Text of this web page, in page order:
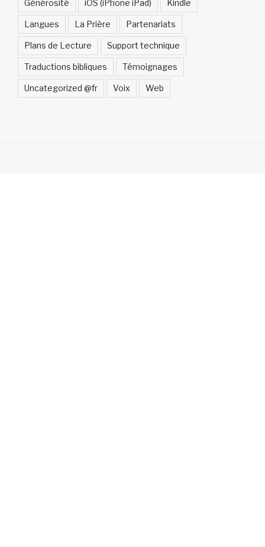
Générosité iOS (iPhone iPad) Kindle
Langues La Prière Partenariats
Plans de Lecture Support technique
Traductions bibliques Témoignages
Uncategorized @fr Voix Web